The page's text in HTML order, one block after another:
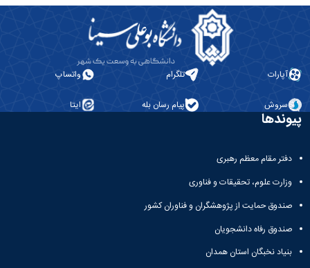
آپارات تلگرام واتساپ
سروش پیام رسان بله ایتا
پیوندها
دفتر مقام معظم رهبری
وزارت علوم، تحقیقات و فناوری
صندوق حمایت از پژوهشگران و فناوران کشور
صندوق رفاه دانشجویان
بنیاد نخبگان استان همدان